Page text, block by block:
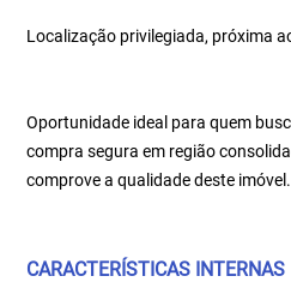
Localização privilegiada, próxima
Oportunidade ideal para quem
compra segura em região
comprove a qualidade deste imóvel.
CARACTERÍSTICAS INTERNAS